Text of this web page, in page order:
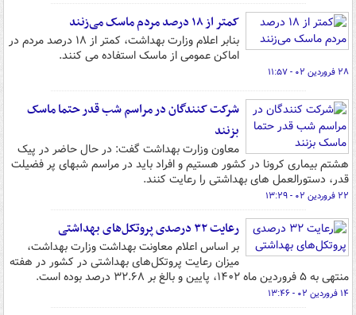
کمتر از ۱۸ درصد مردم ماسک می‌زنند
بنابر اعلام وزارت بهداشت، کمتر از ۱۸ درصد مردم در
اماکن عمومی از ماسک استفاده می کنند.
۲۸ فروردین ۰۲ - ۱۱:۵۷
شرکت کنندگان در مراسم شب قدر حتما ماسک
بزنند
معاون وزارت بهداشت گفت: در حال حاضر در پیک
هشتم بیماری کرونا در کشور هستیم و افراد باید در مراسم شبهای پر فضیلت
قدر، دستورالعمل های بهداشتی را رعایت کنند.
۲۲ فروردین ۰۲ - ۱۳:۲۹
رعایت ۳۲ درصدی پروتکل‌های بهداشتی
بر اساس اعلام معاونت بهداشت وزارت بهداشت،
میزان رعایت پروتکل‌های بهداشتی در کشور در هفته
منتهی به ۵ فروردین ماه ۱۴۰۲، پایین و بالغ بر ۳۲.۶۸ درصد بوده است.
۱۴ فروردین ۰۲ - ۱۳:۴۶